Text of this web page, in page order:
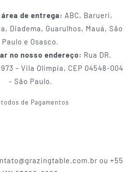
de entrega: ABC, Barueri,
Diadema, Guarulhos, Mauá, São
Paulo e Osasco.
no nosso endereço: Rua DR.
- Vila Olimpia, CEP 04548-004
- São Paulo.
de Pagamentos
ou +55